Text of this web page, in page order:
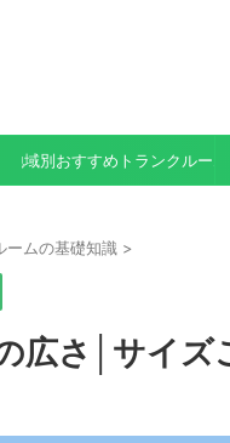
地域別おすすめトランクルーム
ームの基礎知識 >
広さ│サイ